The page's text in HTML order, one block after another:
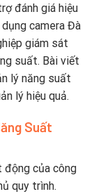
đánh giá hiệu
camera Đà
giám sát
suất. Bài viết
lý năng suất
lý hiệu quả.
Suất
của công
quy trình.